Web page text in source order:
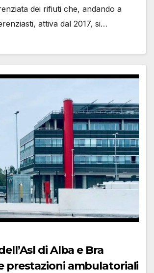
dei rifiuti che, andando a
attiva dal 2017, si…
di Alba e Bra
prestazioni ambulatoriali